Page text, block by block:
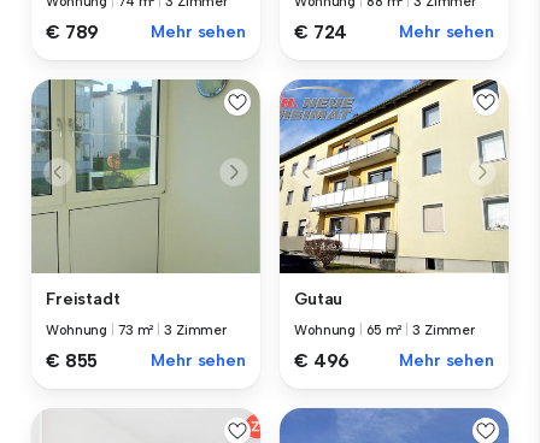
€ 789 Mehr sehen € 724 Mehr sehen
Freistadt
Wohnung 73 m² |3 Zimmer
€ 855 Mehr sehen
Gutau
Wohnung 65 m² |3 Zimmer
€ 496 Mehr sehen